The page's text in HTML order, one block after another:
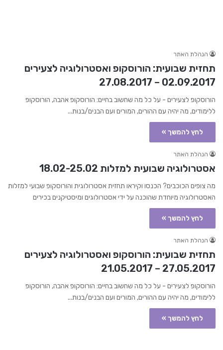
הנהלת האתר
תחזית שבועית: הורוסקופ ואסטרולוגיה לצעירים
02.09.2017 – 27.08.2017
הורוסקופ לצעירים - על כל מה שחשוב בחיים: הורוסקופ אהבה, הורוסקופ
ללימודים, מה יהיה עם ההורים, המורים ועם הבנים/בנות...
לחץ להמשך »
הנהלת האתר
אסטרולוגיה שבועית למזלות 18.02-25.02
מה צופים הכוכבים? הכנסו וקיראו תחזית אסטרולוגית והורוסקופ שבועי למזלות
האסטרולוגיה מיוחדת שהוכנה על ידי אסטרולוגים ומיסטיקנים בכירים
לחץ להמשך »
הנהלת האתר
תחזית שבועית: הורוסקופ ואסטרולוגיה לצעירים
27.05.2017 – 21.05.2017
הורוסקופ לצעירים - על כל מה שחשוב בחיים: הורוסקופ אהבה, הורוסקופ
ללימודים, מה יהיה עם ההורים, המורים ועם הבנים/בנות...
לחץ להמשך »